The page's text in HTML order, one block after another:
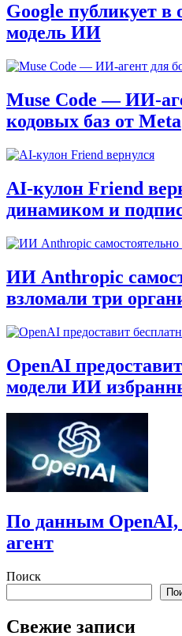
Google публикует в
модель ИИ
Muse Code — ИИ-
кодовых баз от Meta
AI‑кулон Friend
динамиком и
ИИ Anthropic
взломали три
OpenAI
модели ИИ
По данным
агент
Поиск
Свежие записи